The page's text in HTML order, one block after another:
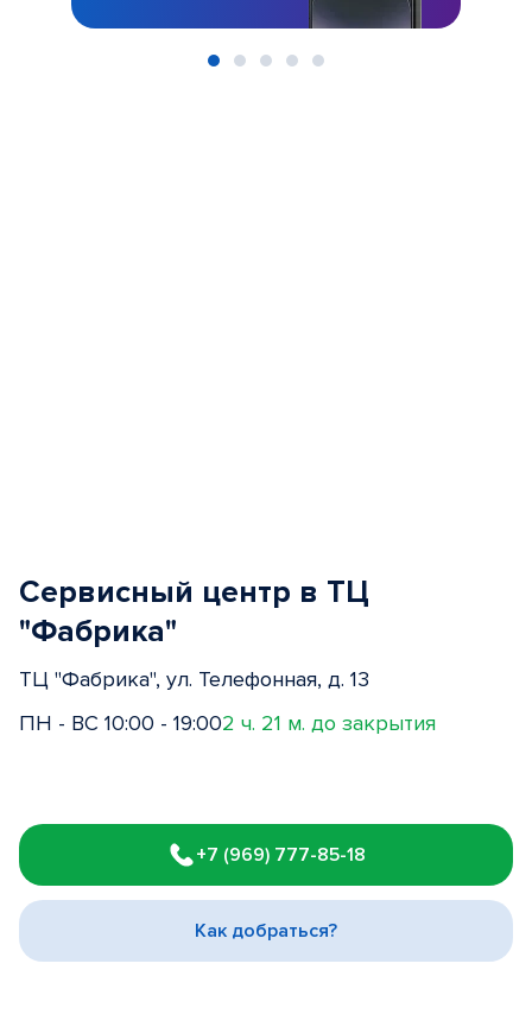
Сервисный центр в ТЦ
"Фабрика"
ТЦ "Фабрика", ул. Телефонная, д. 13
ПН - ВС 10:00 - 19:002 ч. 21 м. до закрытия
1
of
3
+7 (969) 777-85-18
Как добраться?